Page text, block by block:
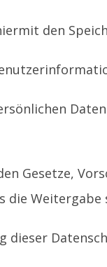
den
Gesetze,
die
dieser